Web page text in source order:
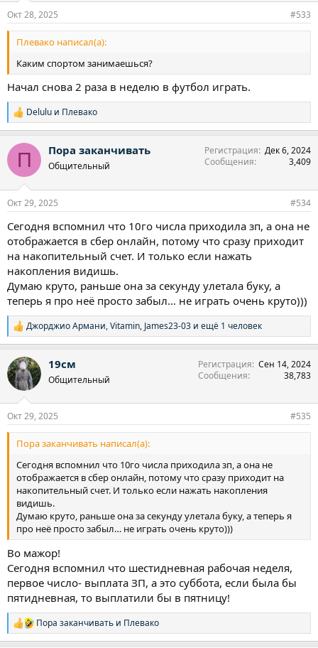
Окт 28, 2025 #533
Плевако написал(а):
Каким спортом занимаешься?
Начал снова 2 раза в неделю в футбол играть.
Р
е
к
и
Delulu и Плевако
П Пора заканчивать
Общительный
Регистрация Дек 6, 2024
Сообщения
3,409
Окт 29, 2025 #534
Сегодня вспомнил что 10го числа приходила зп, а она не
отображается в сбер онлайн, потому что сразу приходит
на накопительный счет. И только если нажать
накопления видишь.
Думаю круто, раньше она за секунду улетала буку, а
теперь я про неё просто забыл… не играть очень круто)))
Р
е
к
ц
и
Джорджио Армани,Vitamin, James23-03 и ещё 1 человек
19см
Общительный
Регистрация Сен 14, 2024
Сообщения
38,783
Окт 29, 2025 #535
Пора заканчивать написал(а):
Сегодня вспомнил что 10го числа приходила зп, а она не
отображается в сбер онлайн, потому что сразу приходит на
накопительный счет. И только если нажать накопления
видишь.
Думаю круто, раньше она за секунду улетала буку, а теперь я
про неё просто забыл… не играть очень круто)))
Во мажор!
Сегодня вспомнил что шестидневная рабочая неделя,
первое число- выплата ЗП, а это суббота, если была бы
пятидневная, то выплатили бы в пятницу!
Р
е
Пора заканчивать и Плевако